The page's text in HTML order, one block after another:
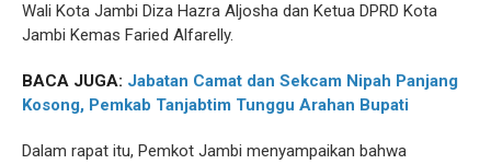
Wali Kota Jambi Diza Hazra Aljosha dan Ketua DPRD Kota
Jambi Kemas Faried Alfarelly.
BACA JUGA: Jabatan Camat dan Sekcam Nipah Panjang
Kosong, Pemkab Tanjabtim Tunggu Arahan Bupati
Dalam rapat itu, Pemkot Jambi menyampaikan bahwa